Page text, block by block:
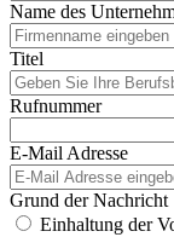
Name des
Titel
Rufnummer
E-Mail Adresse
Grund der Nachricht
Einhaltung der